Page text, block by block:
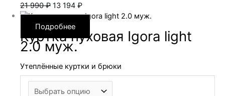
21 990₽ Первоначальная
цена
составляла
13 194 ₽Текущая
цена:
Подробнее
Куртка пуховая Igora light
2.0 муж.
Утеплённые куртки и брюки